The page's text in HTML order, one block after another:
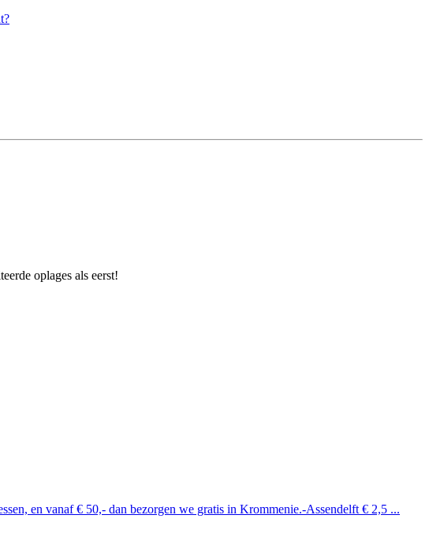
oplages als eerst!
en vanaf € 50,- dan bezorgen we gratis in Krommenie.-Assendelft € 2,5 ...